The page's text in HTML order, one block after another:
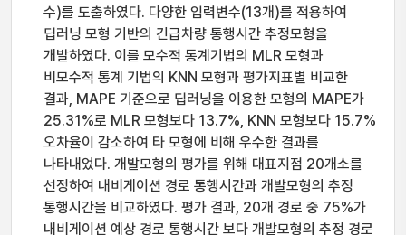
수)를 도출하였다. 다양한 입력변수(13개)를 적용하여
딥러닝 모형 기반의 긴급차량 통행시간 추정모형을
개발하였다. 이를 모수적 통계기법의 MLR 모형과
비모수적 통계 기법의 KNN 모형과 평가지표별 비교한
결과, MAPE 기준으로 딥러닝을 이용한 모형의 MAPE가
25.31%로 MLR 모형보다 13.7%, KNN 모형보다 15.7%
오차율이 감소하여 타 모형에 비해 우수한 결과를
나타내었다. 개발모형의 평가를 위해 대표지점 20개소를
선정하여 내비게이션 경로 통행시간과 개발모형의 추정
통행시간을 비교하였다. 평가 결과, 20개 경로 중 75%가
내비게이션 예상 경로 통행시간 보다 개발모형의 추정 경로